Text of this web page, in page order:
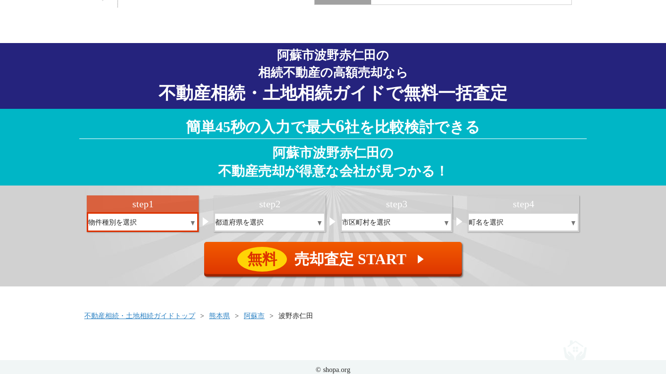
阿蘇市波野赤仁田の
相続不動産の高額売却なら
不動産相続・土地相続ガイドで無料一括査定
簡単45秒の入力で最大6社を比較検討できる
阿蘇市波野赤仁田の
不動産売却が得意な会社が見つかる！
step1 step2 step3 step4
無料 売却査定 START ▲
不動産相続・土地相続ガイドトップ 熊本県 阿蘇市 波野赤仁田
© shopa.org